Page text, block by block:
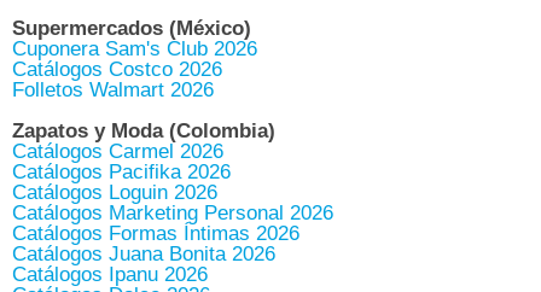
Supermercados (México)
Cuponera Sam's Club 2026
Catálogos Costco 2026
Folletos Walmart 2026
Zapatos y Moda (Colombia)
Catálogos Carmel 2026
Catálogos Pacifika 2026
Catálogos Loguin 2026
Catálogos Marketing Personal 2026
Catálogos Formas Íntimas 2026
Catálogos Juana Bonita 2026
Catálogos Ipanu 2026